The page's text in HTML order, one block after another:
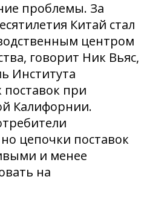
проблемы. За
Китай стал
центром
говорит Ник Вьяс,
Института
поставок при
Калифорнии.
цепочки поставок
и менее
на